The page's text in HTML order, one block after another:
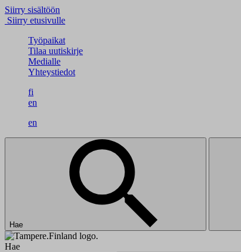
Siirry sisältöön
Siirry etusivulle
Työpaikat
Tilaa uutiskirje
Medialle
Yhteystiedot
fi
en
en
Hae
Hae